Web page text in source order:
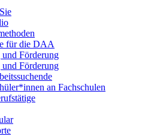
für die DAA
Förderung
Förderung
an Fachschulen